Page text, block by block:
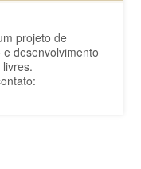
projeto de
desenvolvimento